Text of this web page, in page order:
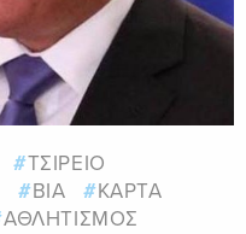
ΤΣΙΡΕΙΟ
ΒΙΑ
ΚΑΡΤΑ
ΑΘΛΗΤΙΣΜΟΣ